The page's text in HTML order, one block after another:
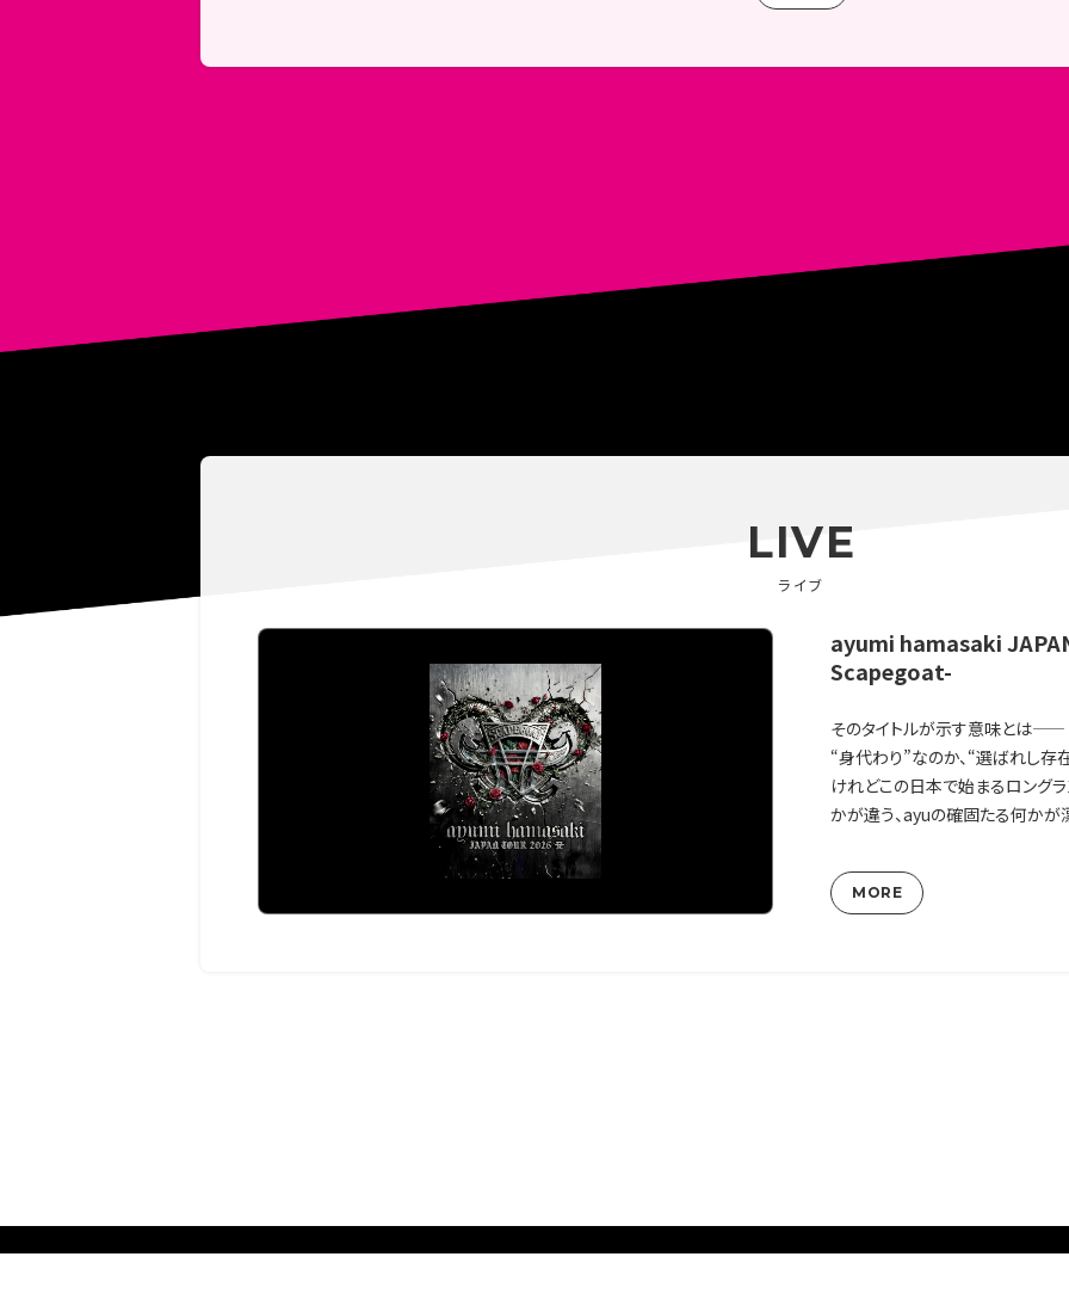
LIVE
ライブ
ayumi hamasaki
Scapegoat-
そのタイトルが示す意味とは——
“身代わり”なのか、“選ばれし存
けれどこの日本で始まるロング
かが違う、ayuの確固たる何かが
MORE